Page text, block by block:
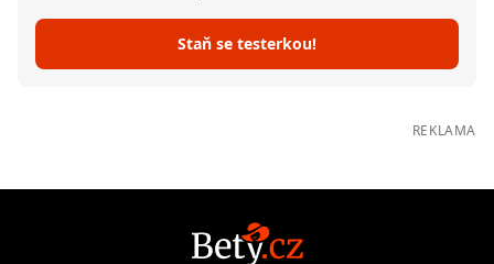
Staň se testerkou!
REKLAMA